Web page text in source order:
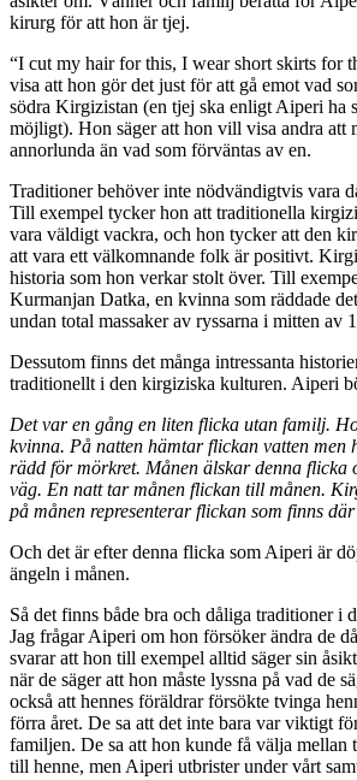
kirurg för att hon är tjej.
“I cut my hair for this, I wear short skirts for
visa att hon gör det just för att gå emot vad
södra Kirgizistan (en tjej ska enligt Aiperi ha
möjligt). Hon säger att hon vill visa andra att
annorlunda än vad som förväntas av en.
Traditioner behöver inte nödvändigtvis vara
Till exempel tycker hon att traditionella
vara väldigt vackra, och hon tycker att den
att vara ett välkomnande folk är positivt.
historia som hon verkar stolt över. Till
Kurmanjan Datka, en kvinna som räddade
undan total massaker av ryssarna i mitten av
Dessutom finns det många intressanta
traditionellt i den kirgiziska kulturen. Aiperi
Det var en gång en liten flicka utan familj.
kvinna. På natten hämtar flickan vatten men
rädd för mörkret. Månen älskar denna flicka
väg. En natt tar månen flickan till månen.
på månen representerar flickan som finns
Och det är efter denna flicka som Aiperi är
ängeln i månen.
Så det finns både bra och dåliga traditioner i
Jag frågar Aiperi om hon försöker ändra de
svarar att hon till exempel alltid säger sin
när de säger att hon måste lyssna på vad de
också att hennes föräldrar försökte tvinga
förra året. De sa att det inte bara var viktigt
familjen. De sa att hon kunde få välja mellan
till henne, men Aiperi utbrister under vårt